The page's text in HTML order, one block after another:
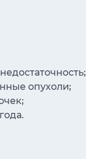
опухоли;